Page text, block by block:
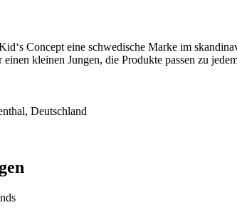
Concept eine schwedische Marke im
kleinen Jungen, die Produkte passen zu
Deutschland